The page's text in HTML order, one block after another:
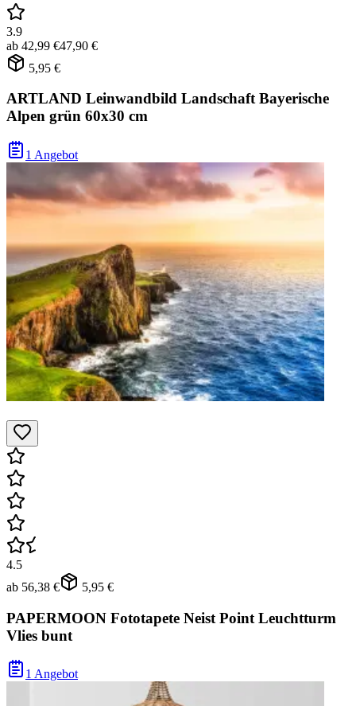
3.9
ab 42,99 €47,90 €
5,95 €
ARTLAND Leinwandbild Landschaft Bayerische
Alpen grün 60x30 cm
1 Angebot
4.5
ab 56,38 € 5,95 €
PAPERMOON Fototapete Neist Point Leuchtturm
Vlies bunt
1 Angebot